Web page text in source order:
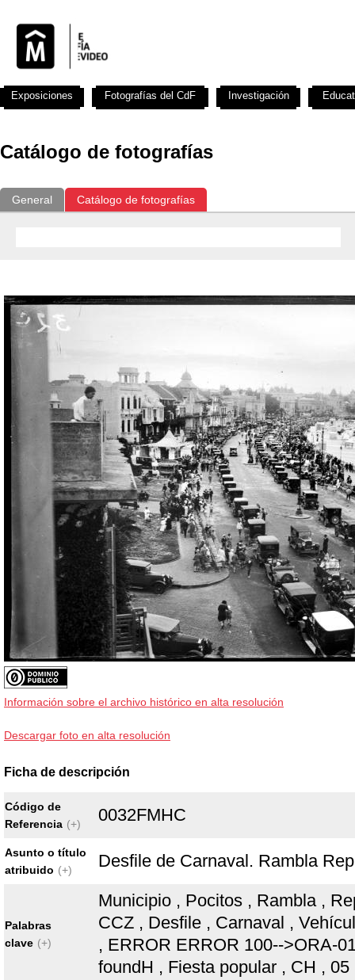
Catálogo de fotografías
General Catálogo de fotografías
Información sobre el archivo histórico en alta resolución
Descargar foto en alta resolución
Ficha de descripción
Código de
Referencia (+) 0032FMHC
Asunto o título
atribuido (+) Desfile de Carnaval. Rambla
Palabras
clave (+)
Municipio , Pocitos , Rambla ,
CCZ , Desfile , Carnaval ,
, ERROR ERROR 100-->ORA-
foundH , Fiesta popular , CH , 05
Exposiciones Fotografías del CdF Investigación